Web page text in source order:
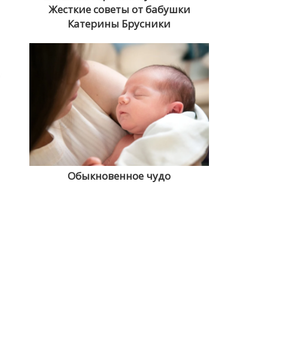
Жесткие советы от бабушки
Катерины Брусники
Обыкновенное чудо